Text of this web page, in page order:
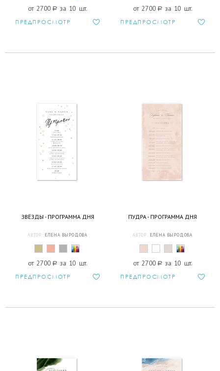
от 2700 a за 10 шт.
ПРЕДПРОСМОТР
от 2700 a за 10 шт.
ПРЕДПРОСМОТР
ЗВЁЗДЫ - ПРОГРАММА ДНЯ
АВТОР: ЕЛЕНА ВЫРОДОВА
от 2700 a за 10 шт.
ПРЕДПРОСМОТР
ПУДРА - ПРОГРАММА ДНЯ
АВТОР: ЕЛЕНА ВЫРОДОВА
от 2700 a за 10 шт.
ПРЕДПРОСМОТР